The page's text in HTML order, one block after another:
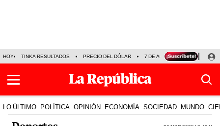
HOY TINKA RESULTADOS PRECIO DEL DÓLAR 7 DE AGOSTO OLLANTA
LO ÚLTIMO POLÍTICA OPINIÓN ECONOMÍA SOCIEDAD MUNDO